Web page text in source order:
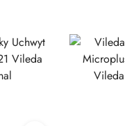
obniżką